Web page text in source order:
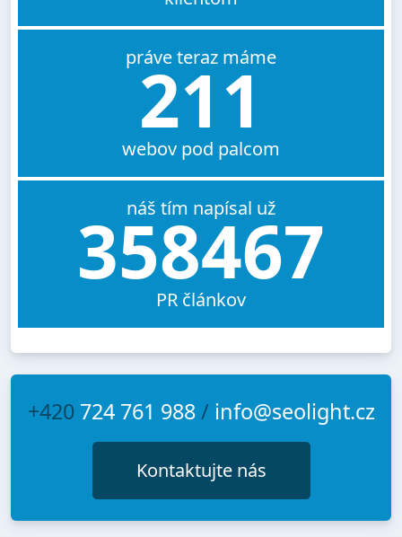
práve teraz máme
211
webov pod palcom
náš tím napísal už
358467
PR článkov
+420 724 761 988/ info@seolight.cz
Kontaktujte nás